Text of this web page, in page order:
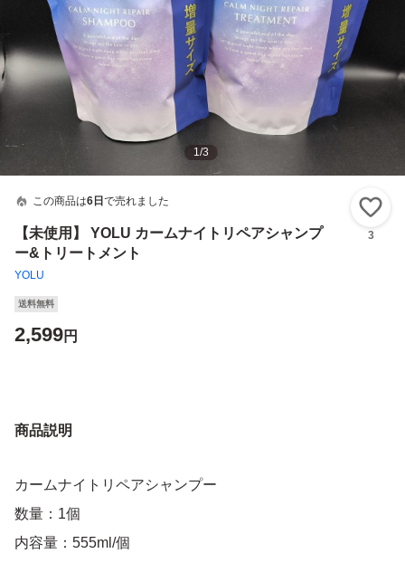
1/3
この商品は6日 で売れました
【未使用】 YOLU カームナイトリペアシャンプ
ー&トリートメント
YOLU
3
送料無料
2,599円
商品説明
カームナイトリペアシャンプー
数量：1個
内容量：555ml/個